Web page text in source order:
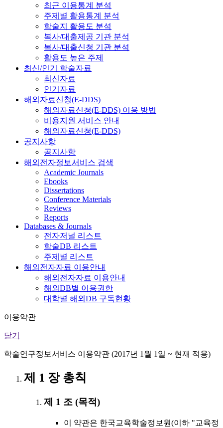
최근 이용통계 분석
주제별 활용통계 분석
학술지 활용도 분석
복사/대출제공 기관 분석
복사/대출신청 기관 분석
활용도 높은 주제
최신/인기 학술자료
최신자료
인기자료
해외자료신청(E-DDS)
해외자료신청(E-DDS) 이용 방법
비용지원 서비스 안내
해외자료신청(E-DDS)
공지사항
공지사항
해외전자정보서비스 검색
Academic Journals
Ebooks
Dissertations
Conference Materials
Reviews
Reports
Databases & Journals
전자저널 리스트
학술DB 리스트
주제별 리스트
해외전자자료 이용안내
해외전자자료 이용안내
해외DB별 이용권한
대학별 해외DB 구독현황
이용약관
닫기
학술연구정보서비스 이용약관 (2017년 1월 1일 ~ 현재 적용)
제 1 장 총칙
제 1 조 (목적)
이 약관은 한국교육학술정보원(이하 "교육정